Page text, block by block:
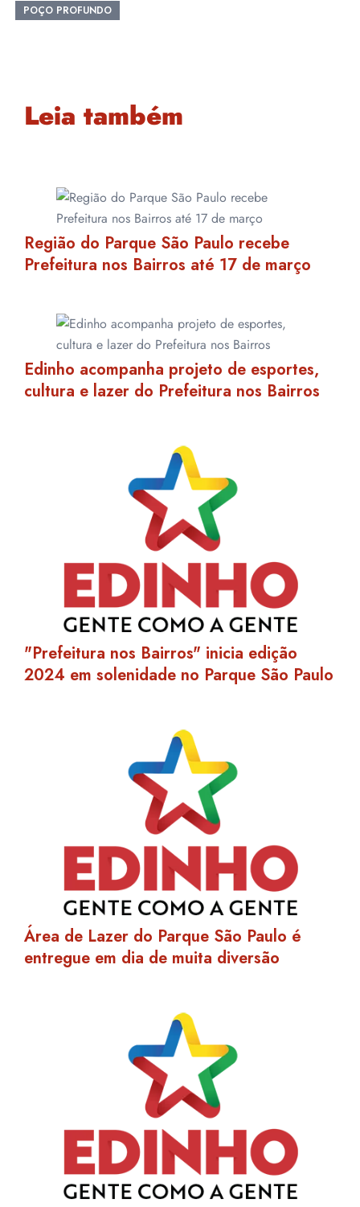
POÇO PROFUNDO
Leia também
Região do Parque São Paulo recebe
Prefeitura nos Bairros até 17 de março
Edinho acompanha projeto de esportes,
cultura e lazer do Prefeitura nos Bairros
"Prefeitura nos Bairros" inicia edição
2024 em solenidade no Parque São Paulo
Área de Lazer do Parque São Paulo é
entregue em dia de muita diversão